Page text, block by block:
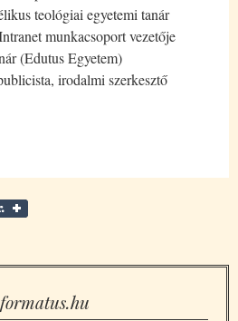
teológiai egyetemi tanár
munkacsoport vezetője
(Edutus Egyetem)
irodalmi szerkesztő